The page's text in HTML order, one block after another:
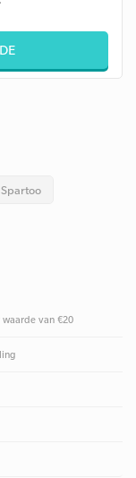
Spartoo
van €20